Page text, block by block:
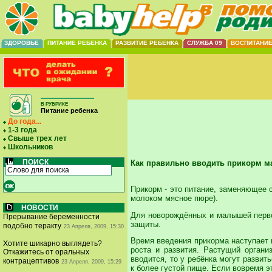
ЗДОРОВЬЕ ПИТАНИЕ РЕБЕНКА РАЗВИТИЕ РЕБЕНКА СЛУЖБА 09 ВОСПИТАНИЕ
В РУБРИКЕ
Питание ребенка
До года...
1-3 года
Свыше трех лет
Школьников
ПОИСК
НОВОСТИ
Прерывание беременности
подобно теракту 23 Апреля, 2009, 15:30
Хотите шикарно выглядеть?
Откажитесь от оральных
контрацептивов 23 Апреля, 2009, 15:29
Как правильно вводить прикорм
Прикорм - это питание, заменяющее
молоком мясное пюре).
Для новорождённых и малышей
защиты.
Время введения прикорма
роста и развития. Растущий
вводится, то у ребёнка могут
к более густой пище. Если вовремя